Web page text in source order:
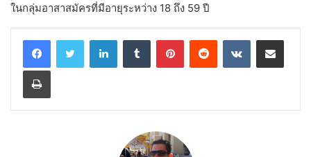
ในกลุ่มอาสาสมัครที่มีอายุระหว่าง 18 ถึง 59 ปี
LinkedInTumblr PinterestReddit VKontakteShare via Email
Print